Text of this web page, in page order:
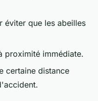
éviter que les abeilles
proximité immédiate.
certaine distance